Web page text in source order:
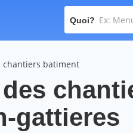
Quoi?
chantiers batiment
gattieres